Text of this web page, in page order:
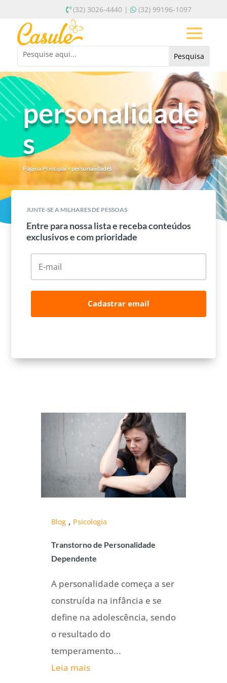
(32) 3026-4440 | (32) 99196-1097
personalidade
s
Página Principal» personalidades
JUNTE-SE A MILHARES DE PESSOAS
Entre para nossa lista e receba conteúdos
exclusivos e com prioridade
Cadastrar email
Blog , Psicologia
Transtorno de Personalidade
Dependente
A personalidade começa a ser
construída na infância e se
define na adolescência, sendo
o resultado do
temperamento...
Leia mais